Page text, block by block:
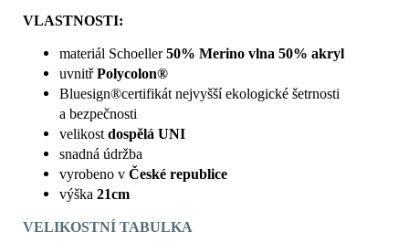
VLASTNOSTI:
materiál Schoeller50% Merino vlna 50% akryl
uvnitřPolycolon®
Bluesign®certifikát nejvyšší ekologické šetrnosti
a bezpečnosti
velikost dospělá UNI
snadná údržba
vyrobeno v České republice
výška 21cm
VELIKOSTNÍ TABULKA